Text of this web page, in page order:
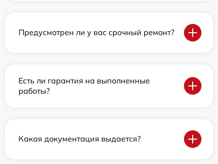
Предусмотрен ли у вас срочный ремонт?
Есть ли гарантия на выполненные
работы?
Какая документация выдается?